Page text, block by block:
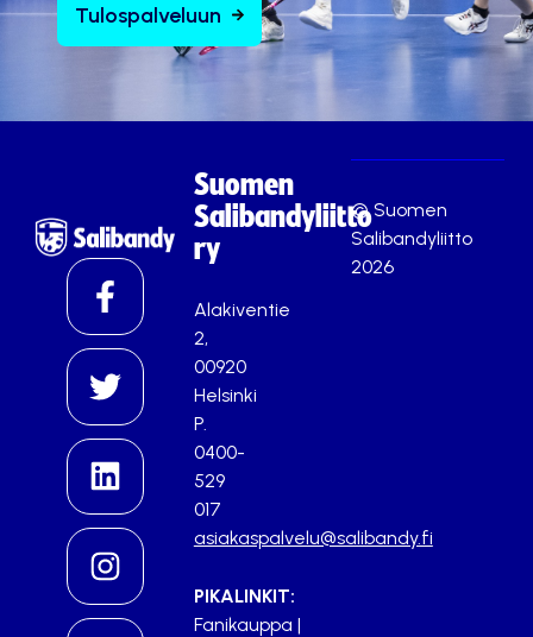
Tulospalveluun
Suomen
Salibandyliitto
ry
Alakiventie
2,
00920
Helsinki
P.
0400-
529
017
asiakaspalvelu@salibandy.fi
PIKALINKIT:
Fanikauppa |
© Suomen
Salibandyliitto
2026